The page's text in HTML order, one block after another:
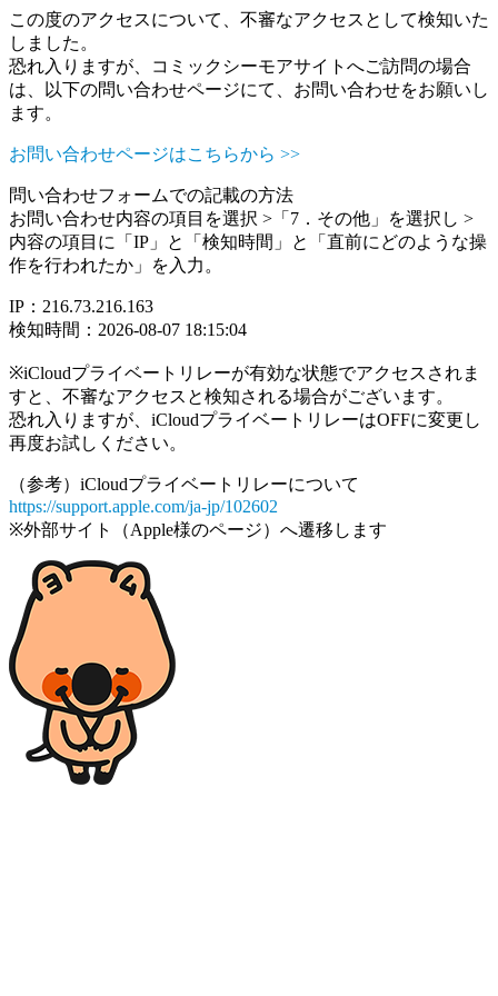
この度のアクセスについて、不審なアクセスとして検知いた
しました。
恐れ入りますが、コミックシーモアサイトへご訪問の場合
は、以下の問い合わせページにて、お問い合わせをお願いし
ます。
お問い合わせページはこちらから >>
問い合わせフォームでの記載の方法
お問い合わせ内容の項目を選択 >「7．その他」を選択し >
内容の項目に「IP」と「検知時間」と「直前にどのような操
作を行われたか」を入力。
IP：216.73.216.163
検知時間：2026-08-07 18:15:04
※iCloudプライベートリレーが有効な状態でアクセスされま
すと、不審なアクセスと検知される場合がございます。
恐れ入りますが、iCloudプライベートリレーはOFFに変更し
再度お試しください。
（参考）iCloudプライベートリレーについて
https://support.apple.com/ja-jp/102602
※外部サイト（Apple様のページ）へ遷移します